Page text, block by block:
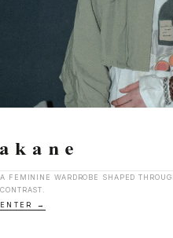
A FEMININE WARDROBE SHAPED
CONTRAST.
ENTER